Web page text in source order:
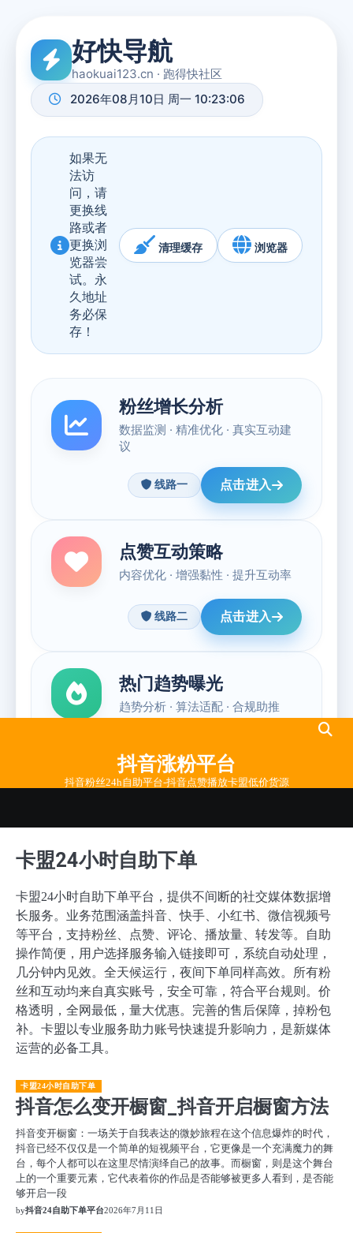
抖音涨粉平台
抖音粉丝24h自助平台-抖音点赞播放卡盟低价货源
卡盟24小时自助下单
卡盟24小时自助下单平台，提供不间断的社交媒体数据增
长服务。业务范围涵盖抖音、快手、小红书、微信视频号
等平台，支持粉丝、点赞、评论、播放量、转发等。自助
操作简便，用户选择服务输入链接即可，系统自动处理，
几分钟内见效。全天候运行，夜间下单同样高效。所有粉
丝和互动均来自真实账号，安全可靠，符合平台规则。价
格透明，全网最低，量大优惠。完善的售后保障，掉粉包
补。卡盟以专业服务助力账号快速提升影响力，是新媒体
运营的必备工具。
卡盟24小时自助下单
抖音怎么变开橱窗_抖音开启橱窗方法
抖音变开橱窗：一场关于自我表达的微妙旅程在这个信息爆炸的时代，
抖音已经不仅仅是一个简单的短视频平台，它更像是一个充满魔力的舞
台，每个人都可以在这里尽情演绎自己的故事。而橱窗，则是这个舞台
上的一个重要元素，它代表着你的作品是否能够被更多人看到，是否能
够开启一段
by抖音24自助下单平台2026年7月11日